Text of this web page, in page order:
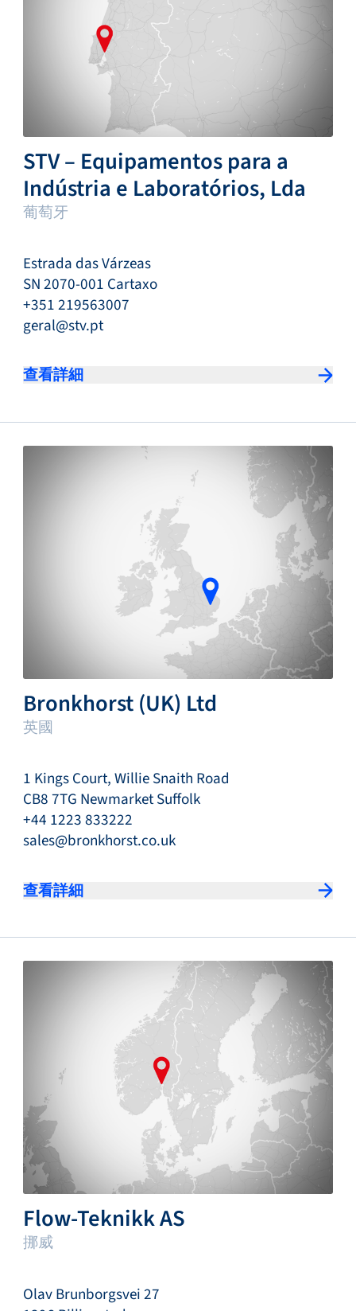
STV – Equipamentos para a
Indústria e Laboratórios, Lda
葡萄牙
Estrada das Várzeas
SN 2070-001 Cartaxo
+351 219563007
geral@stv.pt
查看詳細
Bronkhorst (UK) Ltd
英國
1 Kings Court, Willie Snaith Road
CB8 7TG Newmarket Suffolk
+44 1223 833222
sales@bronkhorst.co.uk
查看詳細
Flow-Teknikk AS
挪威
Olav Brunborgsvei 27